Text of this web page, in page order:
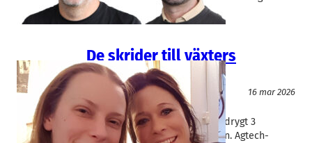
De skrider till växters
immunförsvar
Livsmedel/Functional Food
16 mar 2026
VivoProtect
Elisabeth Uhlig
Vivoprotect i Lund har tagit in drygt 3
miljoner kronor i en nyemission. Agtech-